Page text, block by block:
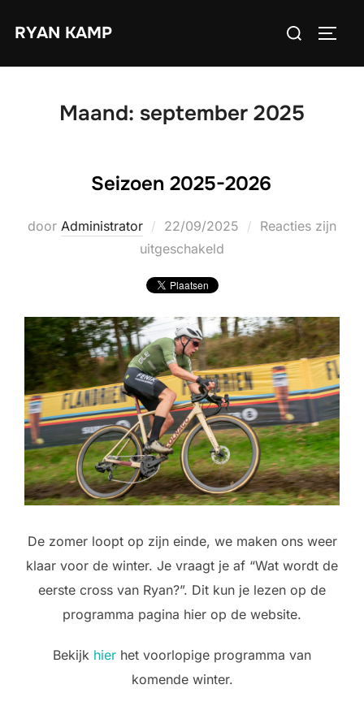
naarRYAN KAMP
Zoek
Maand: september 2025
Seizoen 2025-2026
door Administrator
Geplaatst
op
22/09/2025
Reacties zijn
uitgeschakeld
De zomer loopt op zijn einde, we maken ons weer
klaar voor de winter. Je vraagt je af “Wat wordt de
eerste cross van Ryan?”. Dit kun je lezen op de
programma pagina hier op de website.
Bekijk hier het voorlopige programma van
komende winter.